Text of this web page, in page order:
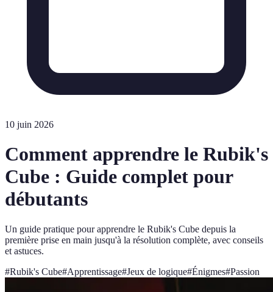
10 juin 2026
Comment apprendre le Rubik's
Cube : Guide complet pour
débutants
Un guide pratique pour apprendre le Rubik's Cube depuis la
première prise en main jusqu'à la résolution complète, avec conseils
et astuces.
#Rubik's Cube#Apprentissage#Jeux de logique#Énigmes#Passion